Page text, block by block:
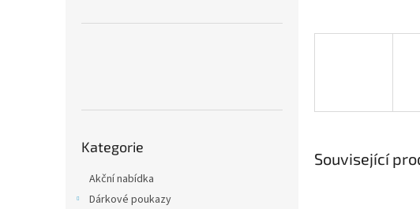
kategorie
Kategorie
Akční nabídka
Dárkové poukazy
Související